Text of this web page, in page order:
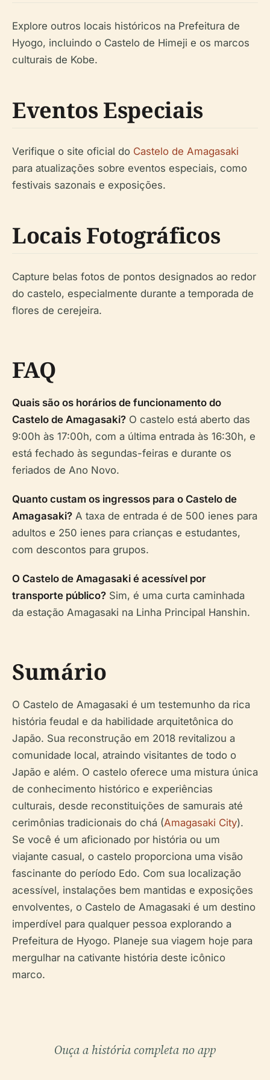
Explore outros locais históricos na Prefeitura de
Hyogo, incluindo o Castelo de Himeji e os marcos
culturais de Kobe.
Eventos Especiais
Verifique o site oficial do Castelo de Amagasaki
para atualizações sobre eventos especiais, como
festivais sazonais e exposições.
Locais Fotográficos
Capture belas fotos de pontos designados ao redor
do castelo, especialmente durante a temporada de
flores de cerejeira.
FAQ
Quais são os horários de funcionamento do
Castelo de Amagasaki? O castelo está aberto das
9:00h às 17:00h, com a última entrada às 16:30h, e
está fechado às segundas-feiras e durante os
feriados de Ano Novo.
Quanto custam os ingressos para o Castelo de
Amagasaki? A taxa de entrada é de 500 ienes para
adultos e 250 ienes para crianças e estudantes,
com descontos para grupos.
O Castelo de Amagasaki é acessível por
transporte público? Sim, é uma curta caminhada
da estação Amagasaki na Linha Principal Hanshin.
Sumário
O Castelo de Amagasaki é um testemunho da rica
história feudal e da habilidade arquitetônica do
Japão. Sua reconstrução em 2018 revitalizou a
comunidade local, atraindo visitantes de todo o
Japão e além. O castelo oferece uma mistura única
de conhecimento histórico e experiências
culturais, desde reconstituições de samurais até
cerimônias tradicionais do chá (Amagasaki City).
Se você é um aficionado por história ou um
viajante casual, o castelo proporciona uma visão
fascinante do período Edo. Com sua localização
acessível, instalações bem mantidas e exposições
envolventes, o Castelo de Amagasaki é um destino
imperdível para qualquer pessoa explorando a
Prefeitura de Hyogo. Planeje sua viagem hoje para
mergulhar na cativante história deste icônico
marco.
Ouça a história completa no app